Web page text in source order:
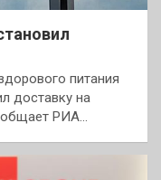
питания
доставку на
РИА…